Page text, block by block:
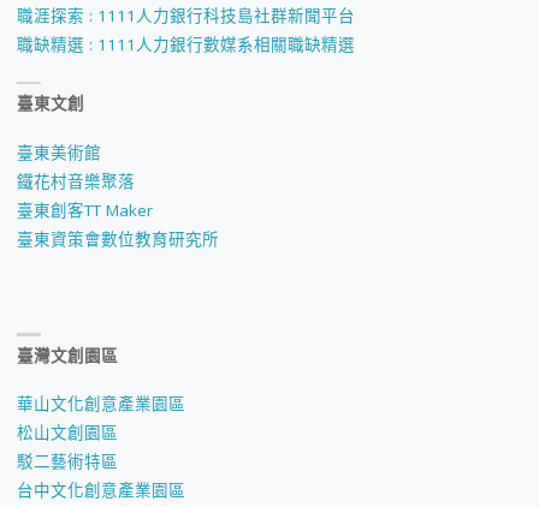
職涯探索 : 1111人力銀行科技島社群新聞平台
職缺精選 : 1111人力銀行數媒系相關職缺精選
臺東文創
臺東美術館
鐵花村音樂聚落
臺東創客TT Maker
臺東資策會數位教育研究所
臺灣文創園區
華山文化創意產業園區
松山文創園區
駁二藝術特區
台中文化創意產業園區